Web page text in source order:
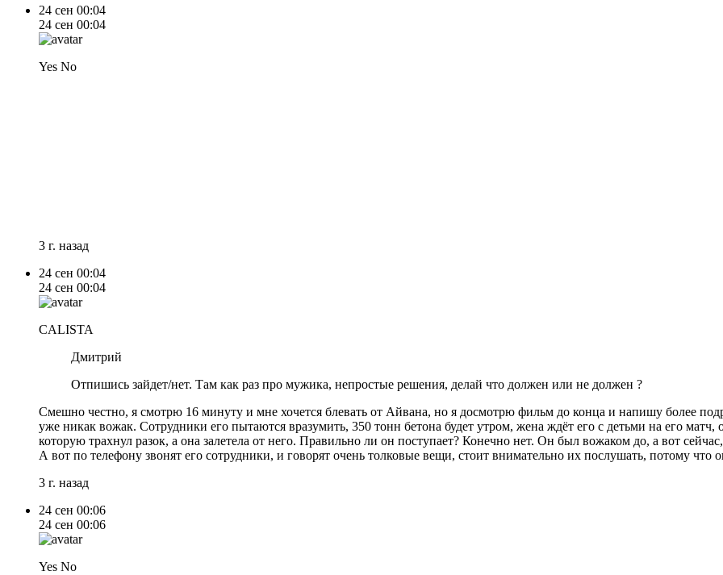
24 сен 00:04
24 сен 00:04
Yes No
3 г. назад
24 сен 00:04
24 сен 00:04
CALISTA
Дмитрий
Отпишись зайдет/нет. Там как раз про мужика, непростые решения, делай что должен или не должен ?
Смешно честно, я смотрю 16 минуту и мне хочется блевать от Айвана, но я досмотрю фильм до конца и напишу более
уже никак вожак. Сотрудники его пытаются вразумить, 350 тонн бетона будет утром, жена ждёт его с детьми на его
которую трахнул разок, а она залетела от него. Правильно ли он поступает? Конечно нет. Он был вожаком до, а вот
А вот по телефону звонят его сотрудники, и говорят очень толковые вещи, стоит внимательно их послушать, потому
3 г. назад
24 сен 00:06
24 сен 00:06
Yes No